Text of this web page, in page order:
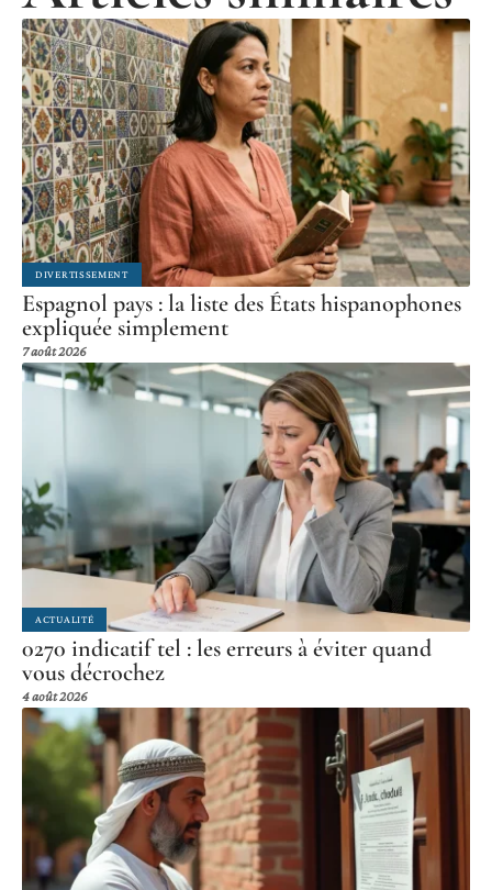
DIVERTISSEMENT
Espagnol pays : la liste des États hispanophones
expliquée simplement
7 août 2026
ACTUALITÉ
0270 indicatif tel : les erreurs à éviter quand
vous décrochez
4 août 2026